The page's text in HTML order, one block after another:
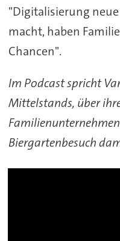
"Digitalisierung
macht, haben
Chancen".
Im Podcast spricht
Mittelstands, über
Biergartenbesuch